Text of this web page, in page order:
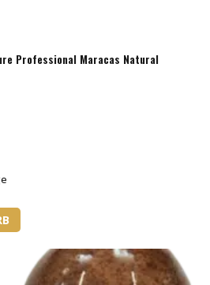
Professional Maracas Natural